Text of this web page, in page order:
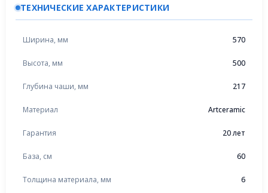
ТЕХНИЧЕСКИЕ ХАРАКТЕРИСТИКИ
Ширина, мм 570
Высота, мм 500
Глубина чаши, мм 217
Материал Artceramic
Гарантия 20 лет
База, см 60
Толщина материала, мм 6